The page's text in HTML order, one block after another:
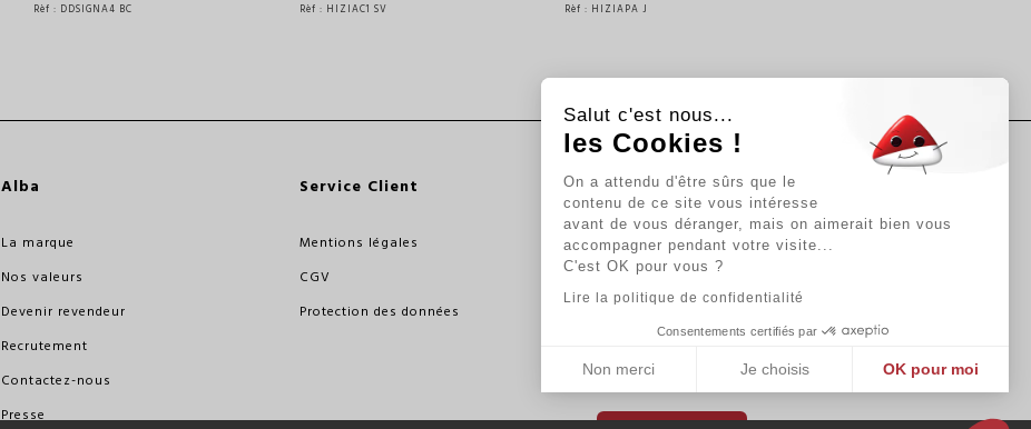
Rèf : DDSIGNA4 BC Rèf : HIZIAC1 SV Rèf : HIZIAPA J
Alba
La marque
Nos valeurs
Devenir revendeur
Recrutement
Contactez-nous
Presse
Service Client
Mentions légales
CGV
Protection des données
Suivez-nous
Newsletter
notre Politique de confidentialité.
Salut c'est nous...
les Cookies !
On a attendu d'être sûrs que le
contenu de ce site vous intéresse
avant de vous déranger, mais on aimerait bien vous
accompagner pendant votre visite...
C'est OK pour vous ?
Lire la politique de confidentialité
Consentements certifiés par
Non merci Je choisis OK pour moi